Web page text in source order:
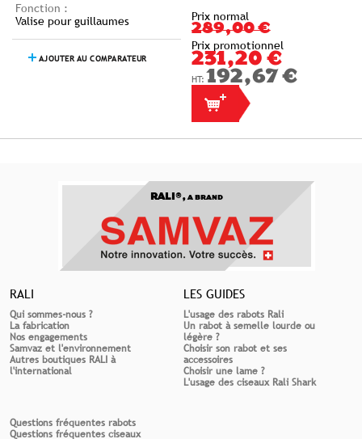
Fonction :
Valise pour guillaumes
AJOUTER AU COMPARATEUR
Prix normal
289,00 €
Prix promotionnel
231,20 €
192,67 €
RALI®, A BRAND
RALI
Qui sommes-nous ?
La fabrication
Nos engagements
Samvaz et l'environnement
Autres boutiques RALI à
l'international
LES GUIDES
L'usage des rabots Rali
Un rabot à semelle lourde ou
légère ?
Choisir son rabot et ses
accessoires
Choisir une lame ?
L'usage des ciseaux Rali Shark
Questions fréquentes rabots
Questions fréquentes ciseaux